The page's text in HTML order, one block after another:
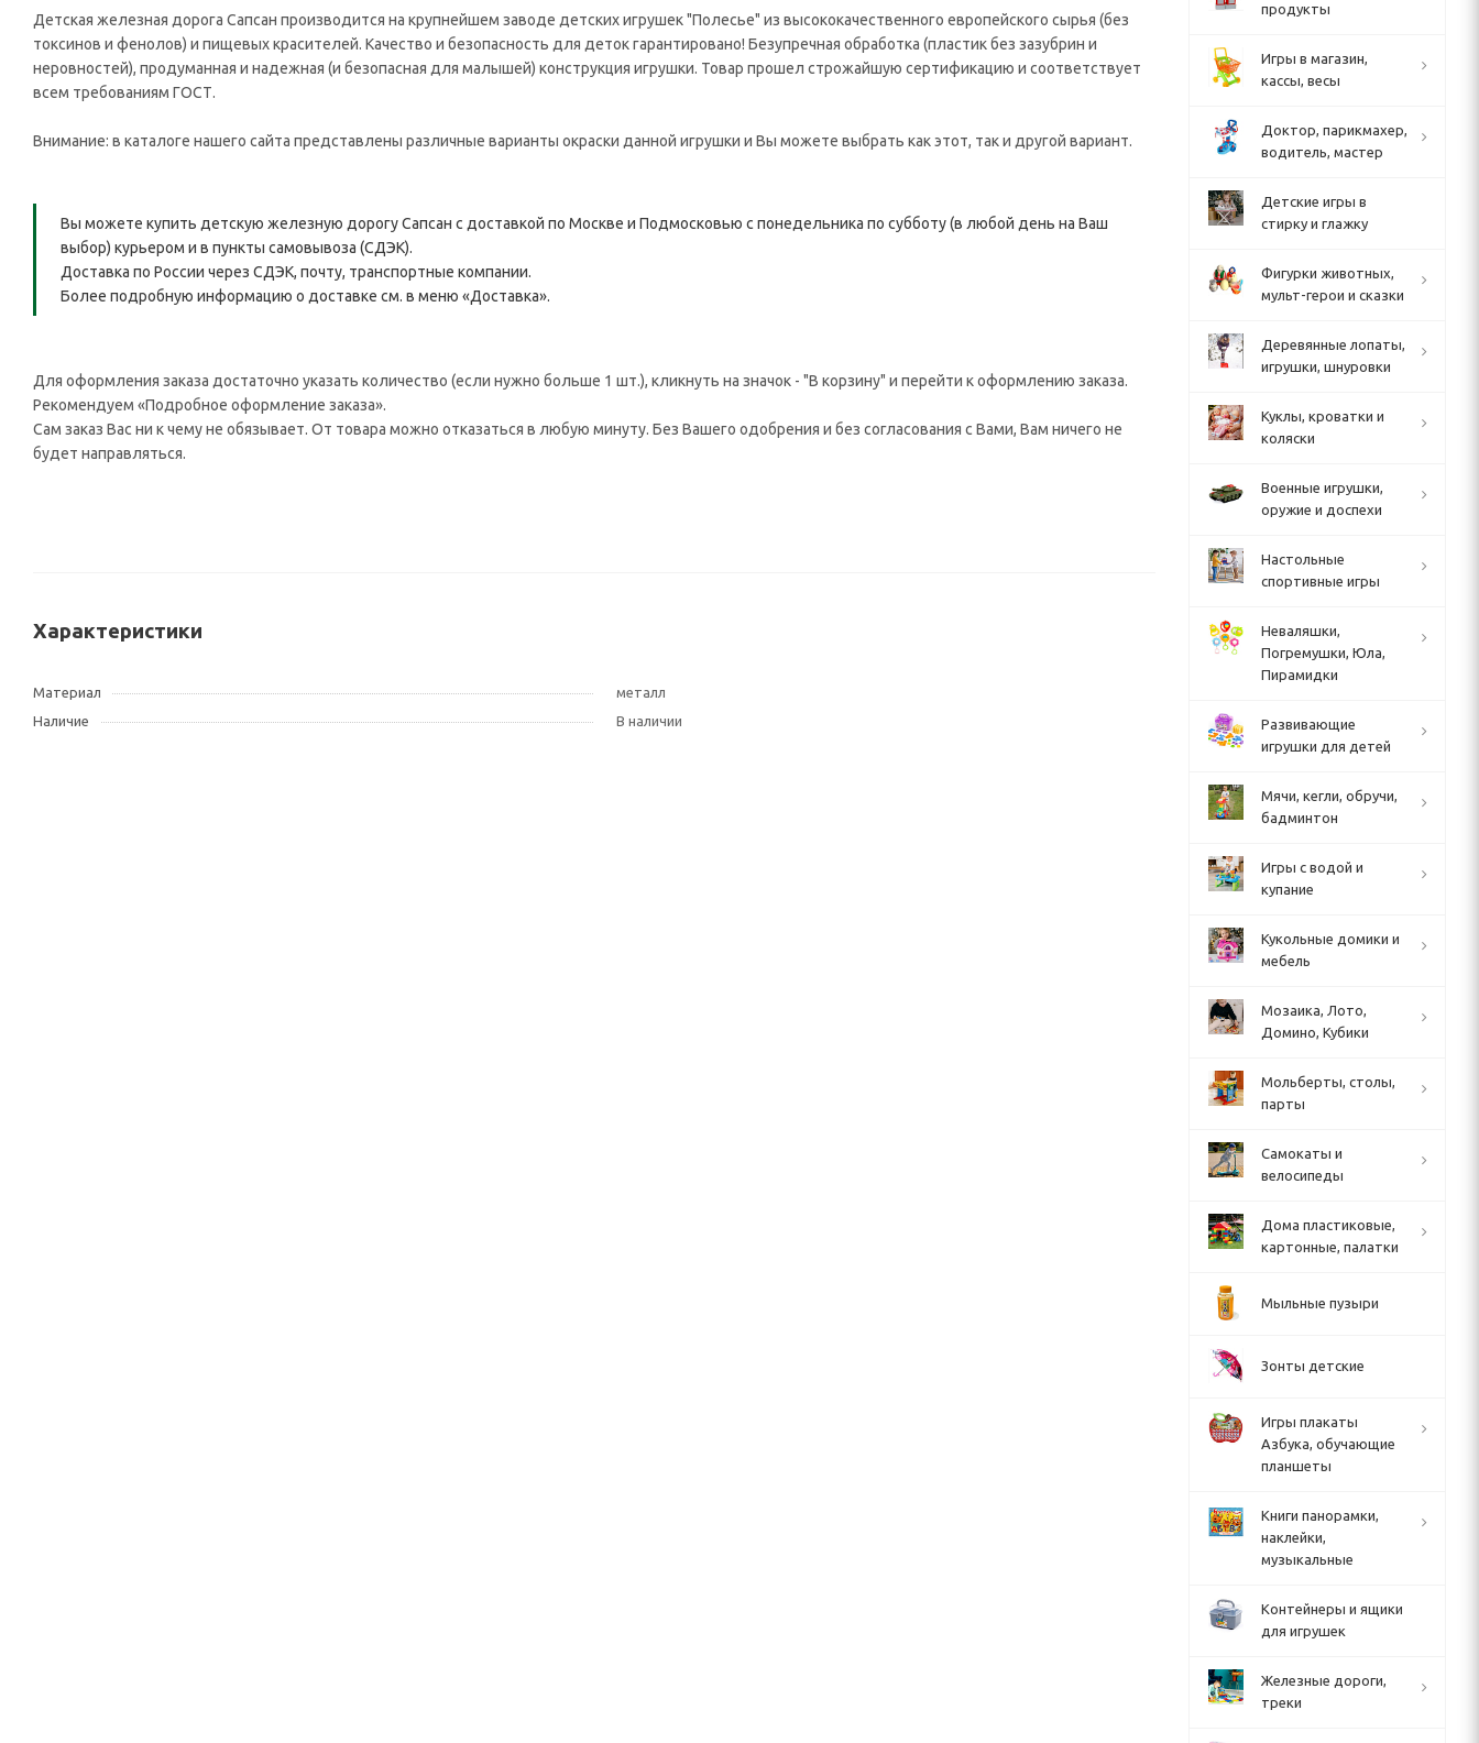
Детская железная дорога Сапсан производится на крупнейшем заводе детских игрушек "Полесье" из высококачественного европейского сырья (без
токсинов и фенолов) и пищевых красителей. Качество и безопасность для деток гарантировано! Безупречная обработка (пластик без зазубрин и
неровностей), продуманная и надежная (и безопасная для малышей) конструкция игрушки. Товар прошел строжайшую сертификацию и соответствует
всем требованиям ГОСТ.
Внимание: в каталоге нашего сайта представлены различные варианты окраски данной игрушки и Вы можете выбрать как этот, так и другой вариант.
Вы можете купить детскую железную дорогу Сапсан с доставкой по Москве и Подмосковью с понедельника по субботу (в любой день на Ваш
выбор) курьером и в пункты самовывоза (СДЭК).
Доставка по России через СДЭК, почту, транспортные компании.
Более подробную информацию о доставке см. в меню «Доставка».
Для оформления заказа достаточно указать количество (если нужно больше 1 шт.), кликнуть на значок - "В корзину" и перейти к оформлению заказа.
Рекомендуем «Подробное оформление заказа».
Сам заказ Вас ни к чему не обязывает. От товара можно отказаться в любую минуту. Без Вашего одобрения и без согласования с Вами, Вам ничего не
будет направляться.
Характеристики
Материал
металл
Наличие
В наличии
продукты
Игры в магазин,
кассы, весы
Доктор, парикмахер,
водитель, мастер
Детские игры в
стирку и глажку
Фигурки животных,
мульт-герои и сказки
Деревянные лопаты,
игрушки, шнуровки
Куклы, кроватки и
коляски
Военные игрушки,
оружие и доспехи
Настольные
спортивные игры
Неваляшки,
Погремушки, Юла,
Пирамидки
Развивающие
игрушки для детей
Мячи, кегли, обручи,
бадминтон
Игры с водой и
купание
Кукольные домики и
мебель
Мозаика, Лото,
Домино, Кубики
Мольберты, столы,
парты
Cамокаты и
велосипеды
Дома пластиковые,
картонные, палатки
Мыльные пузыри
Зонты детские
Игры плакаты
Азбука, обучающие
планшеты
Книги панорамки,
наклейки,
музыкальные
Контейнеры и ящики
для игрушек
Железные дороги,
треки